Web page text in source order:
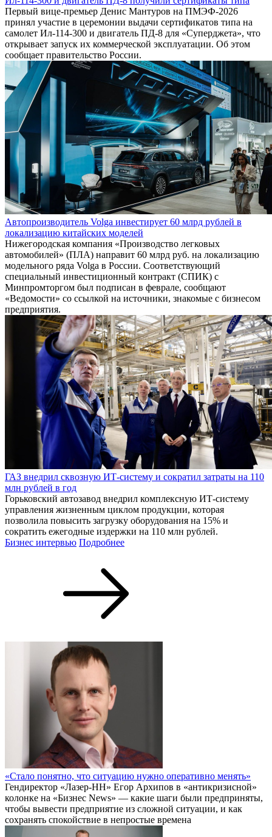
Первый вице-премьер Денис Мантуров на ПМЭФ-2026
принял участие в церемонии выдачи сертификатов типа на
самолет Ил-114-300 и двигатель ПД-8 для «Суперджета», что
открывает запуск их коммерческой эксплуатации. Об этом
сообщает правительство России.
Автопроизводитель Volga инвестирует 60 млрд рублей в
локализацию китайских моделей
Нижегородская компания «Производство легковых
автомобилей» (ПЛА) направит 60 млрд руб. на локализацию
модельного ряда Volga в России. Соответствующий
специальный инвестиционный контракт (СПИК) с
Минпромторгом был подписан в феврале, сообщают
«Ведомости» со ссылкой на источники, знакомые с бизнесом
предприятия.
ГАЗ внедрил сквозную ИТ-систему и сократил затраты на 110
млн рублей в год
Горьковский автозавод внедрил комплексную ИТ-систему
управления жизненным циклом продукции, которая
позволила повысить загрузку оборудования на 15% и
сократить ежегодные издержки на 110 млн рублей.
Бизнес интервью Подробнее
«Стало понятно, что ситуацию нужно оперативно менять»
Гендиректор «Лазер-НН» Егор Архипов в «антикризисной»
колонке на «Бизнес News» — какие шаги были предприняты,
чтобы вывести предприятие из сложной ситуации, и как
сохранять спокойствие в непростые времена